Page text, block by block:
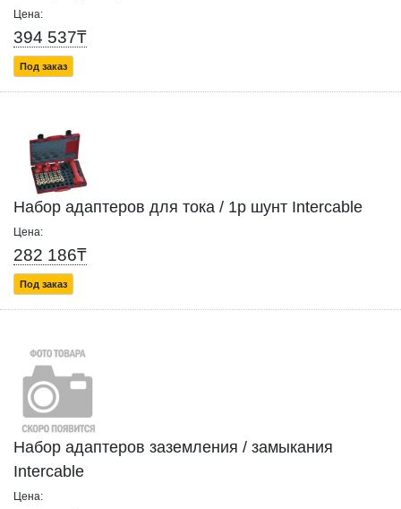
Цена:
394 537₸
Под заказ
Набор адаптеров для тока / 1p шунт Intercable
Цена:
282 186₸
Под заказ
Набор адаптеров заземления / замыкания
Intercable
Цена: